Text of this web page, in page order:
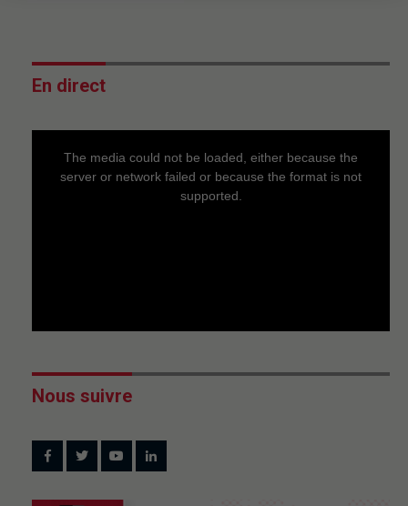
En direct
The media could not be loaded, either because the
server or network failed or because the format is not
supported.
Nous suivre